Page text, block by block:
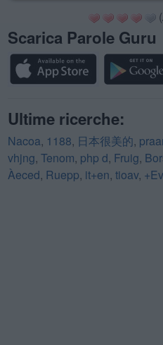
(
Scarica Parole Guru
Ultime ricerche:
Nacoa, 1188, 日本很美的,
vhjng, Tenom, php d, Fruig,
Àeced, Ruepp, it+en, tioav,